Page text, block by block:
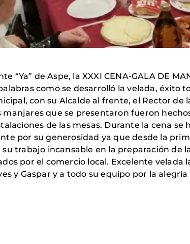
“Ya” de Aspe, la XXXI CENA-GALA DE
como se desarrolló la velada, éxito
con su Alcalde al frente, el Rector de
manjares que se presentaron fueron
de las mesas. Durante la cena se
por su generosidad ya que desde la
trabajo incansable en la preparación de
por el comercio local. Excelente
y Gaspar y a todo su equipo por la